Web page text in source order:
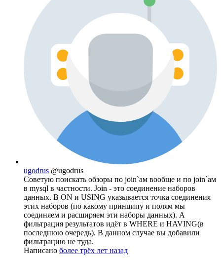
ugodrus @ugodrus
Советую поискать обзоры по join`ам вообще и по join`ам
в mysql в частности. Join - это соединение наборов
данных. В ON и USING указывается точка соединения
этих наборов (по какому принципу и полям мы
соединяем и расширяем эти наборы данных). А
фильтрация результатов идёт в WHERE и HAVING(в
последнюю очередь). В данном случае вы добавили
фильтрацию не туда.
Написано более трёх лет назад